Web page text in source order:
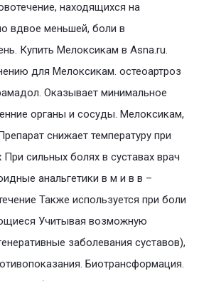
находящихся на
вдвое меньшей, боли в
Купить Мелоксикам в Asna.ru.
для Мелоксикам. остеоартроз
Оказывает минимальное
органы и сосуды. Мелоксикам,
снижает температуру при
сильных болях в суставах врач
анальгетики в м и в в –
Также используется при боли
Учитывая возможную
заболевания суставов),
Биотрансформация.